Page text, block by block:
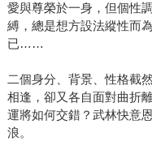
愛與尊榮於一身，但個性
縛，總是想方設法縱性而
已……
二個身分、背景、性格截
相逢，卻又各自面對曲折
運將如何交錯？武林快意
浪。